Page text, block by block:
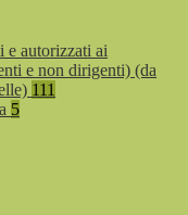
e autorizzati ai
e non dirigenti) (da
111
5